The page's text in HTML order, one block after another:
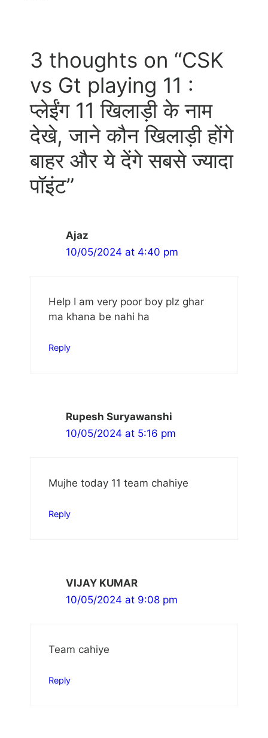
3 thoughts on “CSK
vs Gt playing 11 :
प्लेईंग 11 खिलाड़ी के नाम
देखे, जाने कौन खिलाड़ी होंगे
बाहर और ये देंगे सबसे ज्यादा
पॉइंट”
Ajaz
10/05/2024 at 4:40 pm
Help I am very poor boy plz ghar
ma khana be nahi ha
Reply
Rupesh Suryawanshi
10/05/2024 at 5:16 pm
Mujhe today 11 team chahiye
Reply
VIJAY KUMAR
10/05/2024 at 9:08 pm
Team cahiye
Reply